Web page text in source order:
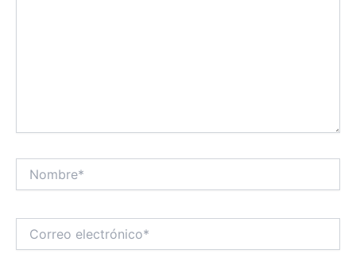
electrónico*